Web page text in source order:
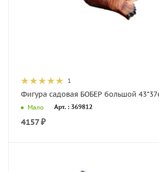
1
Фигура садовая БОБЕР большой
Мало Арт. : 369812
4157₽